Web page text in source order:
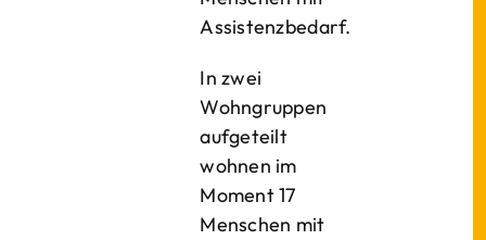
Assistenzbedarf.
In zwei
Wohngruppen
aufgeteilt
wohnen im
Moment 17
Menschen mit